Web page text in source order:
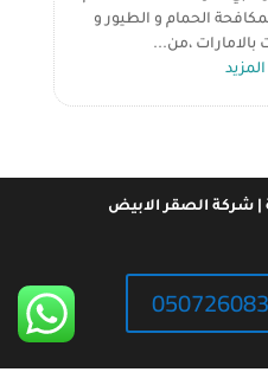
الحمام و الطيور و
،من...
شركة الصقر الابيض